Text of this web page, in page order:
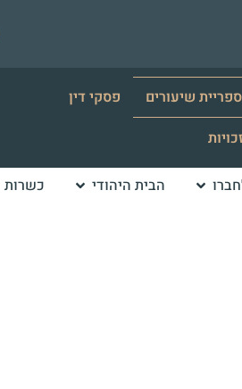
ספריית שיעורים
פסקי דין
הבית היהודי כשרות